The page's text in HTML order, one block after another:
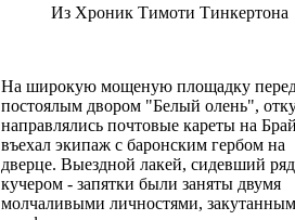
Из Хроник Тимоти Тинкертона
На широкую мощеную площадку
постоялым двором "Белый олень",
направлялись почтовые кареты на
въехал экипаж с баронским гербом на
дверце. Выездной лакей, сидевший
кучером - запятки были заняты двумя
молчаливыми личностями,